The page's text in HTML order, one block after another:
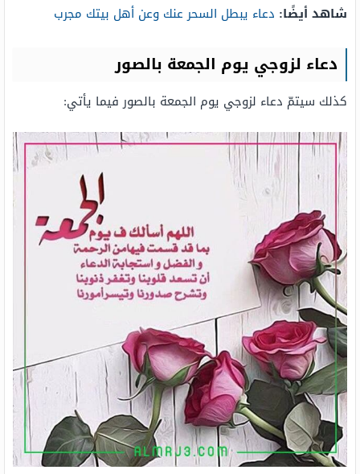
شاهد أيضًا: دعاء يبطل السحر عنك وعن أهل بيتك مجرب
دعاء لزوجي يوم الجمعة بالصور
كذلك سيتمّ دعاء لزوجي يوم الجمعة بالصور فيما يأتي: